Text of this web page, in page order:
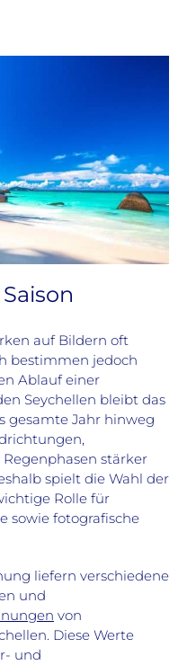
auf Bildern oft
bestimmen jedoch
Ablauf einer
Seychellen bleibt das
gesamte Jahr hinweg
stärker
spielt die Wahl der
Rolle für
sowie fotografische
liefern verschiedene
und
von
Diese Werte
und